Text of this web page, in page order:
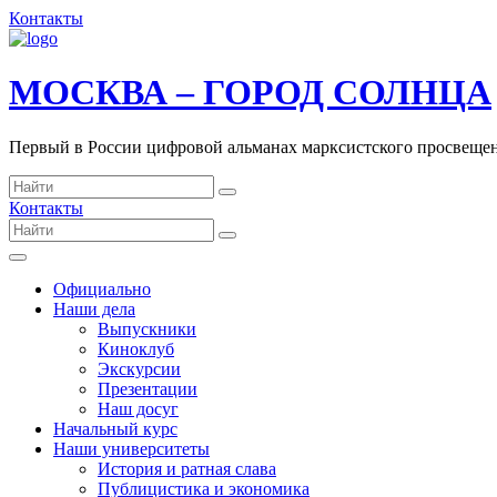
Контакты
МОСКВА – ГОРОД СОЛНЦА
Первый в России цифровой альманах марксистского
Контакты
Официально
Наши дела
Выпускники
Киноклуб
Экскурсии
Презентации
Наш досуг
Начальный курс
Наши университеты
История и ратная слава
Публицистика и экономика